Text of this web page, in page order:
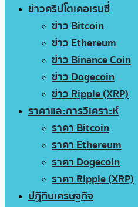
ข่าวคริปโตเคอเรนซี่
ข่าว Bitcoin
ข่าว Ethereum
ข่าว Binance Coin
ข่าว Dogecoin
ข่าว Ripple (XRP)
ราคาและการวิเคราะห์
ราคา Bitcoin
ราคา Ethereum
ราคา Dogecoin
ราคา Ripple (XRP)
ปฏิทินเศรษฐกิจ